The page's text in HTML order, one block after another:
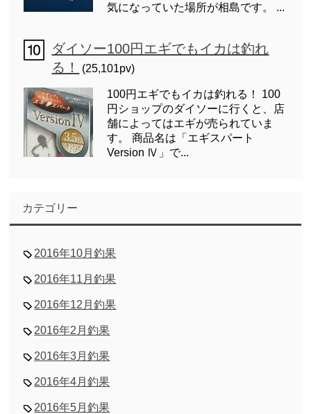
気になっていた場所が相島です。 ...
ダイソー100円エギでもイカは釣れ
る！
(25,101pv)
100円エギでもイカは釣れる！ 100
円ショップのダイソーに行くと、店
舗によってはエギが売られていま
す。 商品名は「エギスパート
Version Ⅳ」で...
カテゴリー
2016年10月釣果
2016年11月釣果
2016年12月釣果
2016年2月釣果
2016年3月釣果
2016年4月釣果
2016年5月釣果